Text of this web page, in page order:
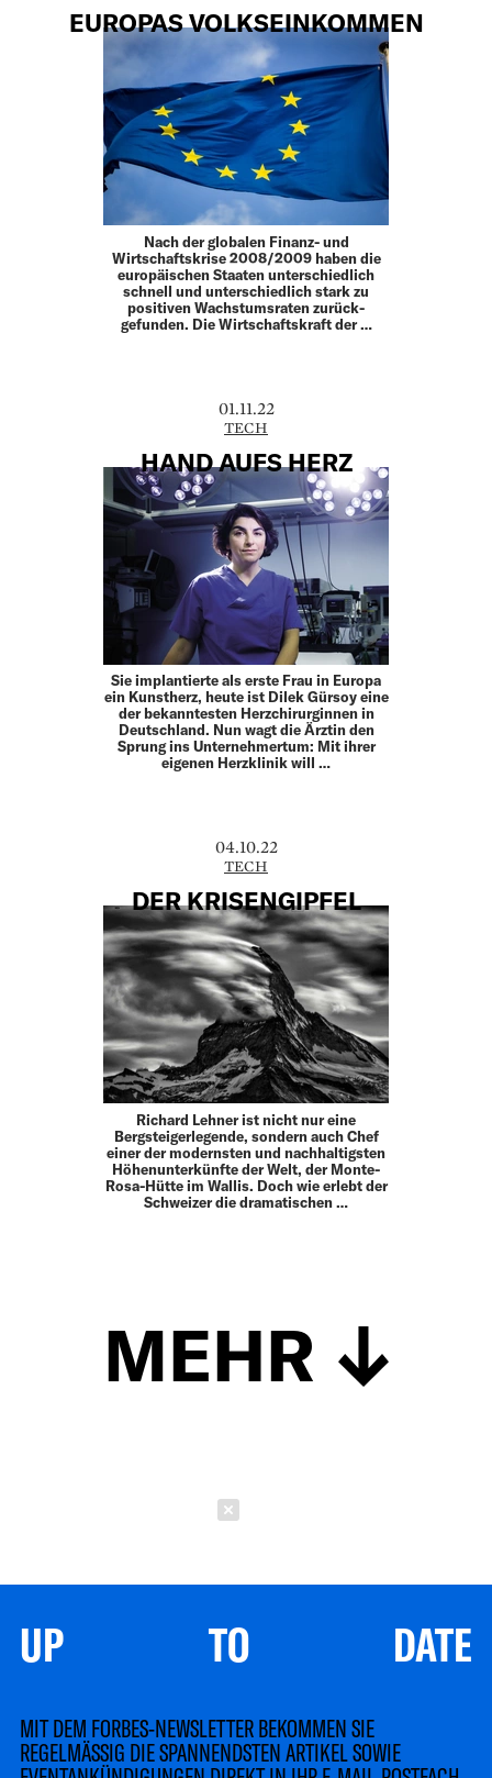
EUROPAS VOLKSEINKOMMEN
Nach der globalen Finanz- und
Wirtschaftskrise 2008/2009 haben die
europäischen Staaten unterschiedlich
schnell und unterschiedlich stark zu
positiven Wachstumsraten zurück­
gefunden. Die Wirtschaftskraft der …
01.11.22
TECH
HAND AUFS HERZ
Sie implantierte als erste Frau in Europa
ein Kunstherz, heute ist Dilek Gürsoy eine
der bekanntesten Herzchirurginnen in
Deutschland. Nun wagt die Ärztin den
Sprung ins Unternehmertum: Mit ihrer
eigenen Herzklinik will …
04.10.22
TECH
DER KRISENGIPFEL
Richard Lehner ist nicht nur eine
Bergsteigerlegende, sondern auch Chef
einer der modernsten und nachhaltigsten
Höhenunterkünfte der Welt, der Monte-
Rosa-Hütte im Wallis. Doch wie erlebt der
Schweizer die dramatischen …
MEHR
UP TO DATE
MIT DEM FORBES-NEWSLETTER BEKOMMEN SIE
REGELMÄSSIG DIE SPANNENDSTEN ARTIKEL SOWIE